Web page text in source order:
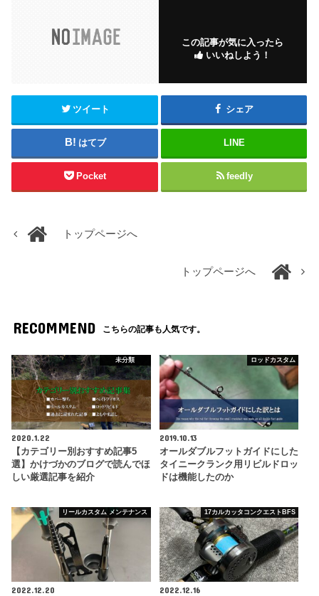
この記事が気に入ったら
いいねしよう！
ツイート シェア
はてブ LINE
Pocket feedly
トップページへ
トップページへ
RECOMMEND こちらの記事も人気です。
未分類
2020.1.22
【カテゴリー別おすすめ記事5
選】かけづかのブログで読んでほ
しい厳選記事を紹介
ロッドカスタム
2019.10.13
オールダブルフットガイドにした
タイニークランク用リビルドロッ
ドは機能したのか
リールカスタム メンテナンス
2022.12.20
17カルカッタコンクエストBFS
2022.12.16